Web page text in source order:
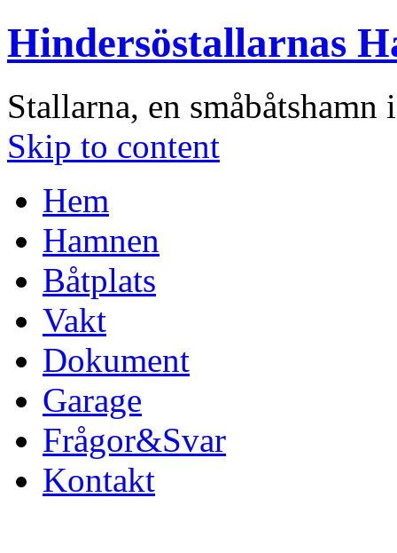
Hindersöstallarnas
Stallarna, en småbåtshamn
Skip to content
Hem
Hamnen
Båtplats
Vakt
Dokument
Garage
Frågor&Svar
Kontakt